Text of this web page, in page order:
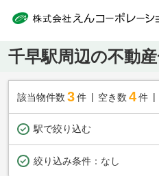
千早駅周辺の不動
該当物件数 3件 空き数 4 件
駅で絞り込む
絞り込み条件： なし